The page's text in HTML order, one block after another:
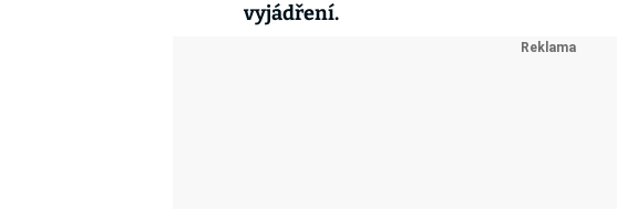
vyjádření.